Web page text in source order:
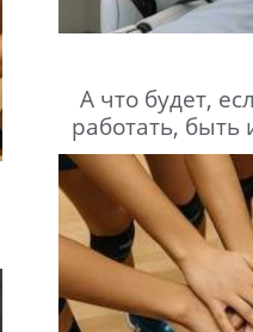
А что будет,
работать, быть